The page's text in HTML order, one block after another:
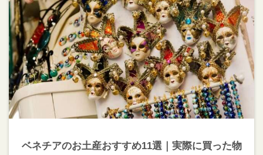
ベネチアのお土産おすすめ11選｜実際に買った物